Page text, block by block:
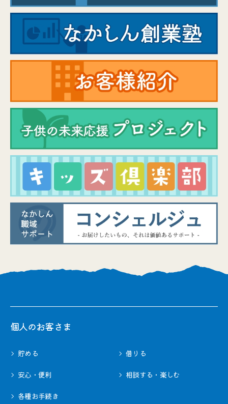
個⼈のお客さま
貯める 借りる
安心・便利 相談する・楽しむ
各種お⼿続き